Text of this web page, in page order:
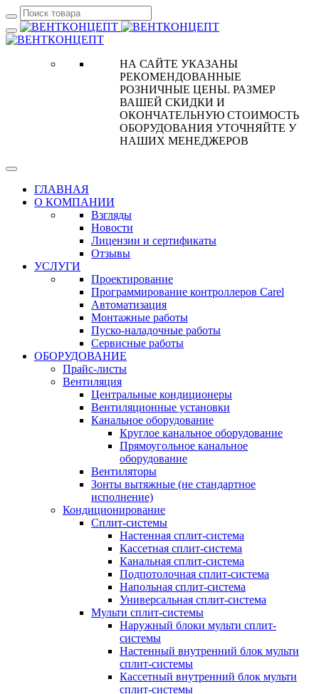
НА САЙТЕ УКАЗАНЫ
РЕКОМЕНДОВАННЫЕ
РОЗНИЧНЫЕ ЦЕНЫ. РАЗМЕР
ВАШЕЙ СКИДКИ И
ОКОНЧАТЕЛЬНУЮ СТОИМОСТЬ
ОБОРУДОВАНИЯ УТОЧНЯЙТЕ У
НАШИХ МЕНЕДЖЕРОВ
ГЛАВНАЯ
О КОМПАНИИ
Взгляды
Новости
Лицензии и сертификаты
Отзывы
УСЛУГИ
Проектирование
Программирование контроллеров Carel
Автоматизация
Монтажные работы
Пуско-наладочные работы
Сервисные работы
ОБОРУДОВАНИЕ
Прайс-листы
Вентиляция
Центральные кондиционеры
Вентиляционные установки
Канальное оборудование
Круглое канальное оборудование
Прямоугольное канальное
оборудование
Вентиляторы
Зонты вытяжные (не стандартное
исполнение)
Кондиционирование
Сплит-системы
Настенная сплит-система
Кассетная сплит-система
Канальная сплит-система
Подпотолочная сплит-система
Напольная сплит-система
Универсальная сплит-система
Мульти сплит-системы
Наружный блоки мульти сплит-
системы
Настенный внутренний блок мульти
сплит-системы
Кассетный внутренний блок мульти
сплит-системы